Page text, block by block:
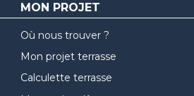
MON PROJET
Où nous trouver ?
Mon projet terrasse
Calculette terrasse